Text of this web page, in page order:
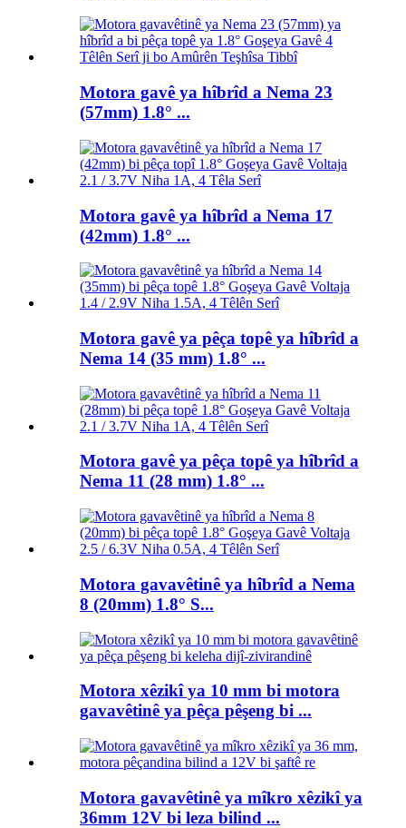
Motora gavê ya hîbrîd a Nema 23
(57mm) 1.8° ...
Motora gavê ya hîbrîd a Nema 17
(42mm) 1.8° ...
Motora gavê ya pêça topê ya hîbrîd a
Nema 14 (35 mm) 1.8° ...
Motora gavê ya pêça topê ya hîbrîd a
Nema 11 (28 mm) 1.8° ...
Motora gavavêtinê ya hîbrîd a Nema
8 (20mm) 1.8° S...
Motora xêzikî ya 10 mm bi motora
gavavêtinê ya pêça pêşeng bi ...
Motora gavavêtinê ya mîkro xêzikî ya
36mm 12V bi leza bilind ...